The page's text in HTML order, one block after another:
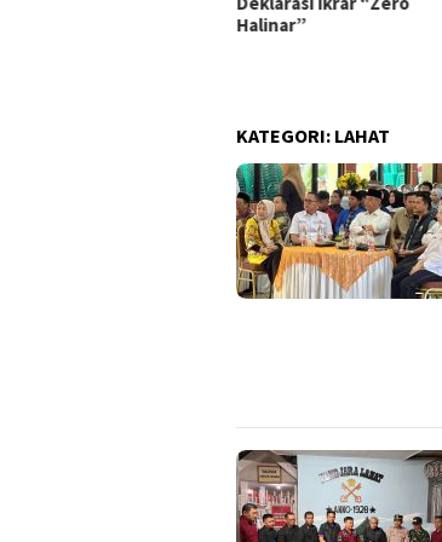
Dirangkai Dengan
KATEGORI: LAHAT